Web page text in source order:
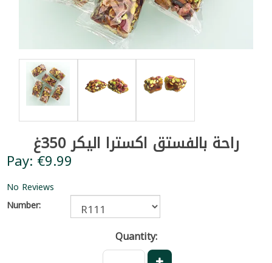
راحة بالفستق اكسترا اليكر 350غ
Pay: €9.99
No Reviews
Number:
Quantity: